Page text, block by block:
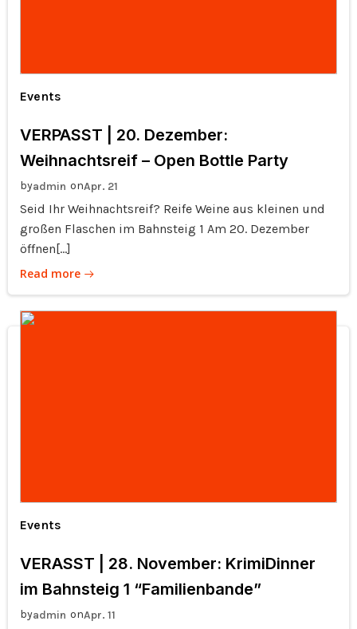
Events
VERPASST | 20. Dezember:
Weihnachtsreif – Open Bottle Party
byadmin onApr. 21
Seid Ihr Weihnachtsreif? Reife Weine aus kleinen und
großen Flaschen im Bahnsteig 1 Am 20. Dezember
öffnen[…]
Read more
Events
VERASST | 28. November: KrimiDinner
im Bahnsteig 1 “Familienbande”
byadmin onApr. 11